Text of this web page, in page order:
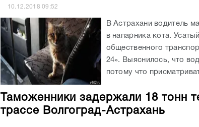
10.12.201809:52
В Астрахани водитель
в напарника кота.
общественного
24». Выяснилось, что
потому что
Таможенники задержали 18 тонн
трассе Волгоград-Астрахань